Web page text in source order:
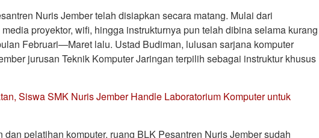
Nuris Jember telah disiapkan secara matang. Mulai dari
proyektor, wifi, hingga instrukturnya pun telah dibina selama kurang
Februari—Maret lalu. Ustad Budiman, lulusan sarjana komputer
jurusan Teknik Komputer Jaringan terpilih sebagai instruktur khusus
Siswa SMK Nuris Jember Handle Laboratorium Komputer untuk
pelatihan komputer, ruang BLK Pesantren Nuris Jember sudah